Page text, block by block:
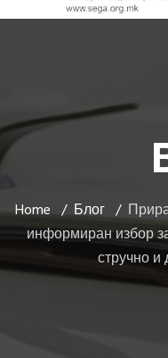
Home Блог
информиран избор
стручно